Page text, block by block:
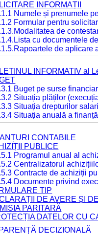
INFORMAȚII
Numele și prenumele
Formular pentru
de
cu documentele
de aplicare
INFORMATIV al
Buget pe surse
Situația plăților
Situația drepturilor
Situația anuală a
CONTABILE
PUBLICE
Programul anual al
Centralizatorul
Contracte de achiziții
Documente privind
TIP
DE AVERE ȘI
PARITARĂ
DATELOR CU
DECIZIONALĂ